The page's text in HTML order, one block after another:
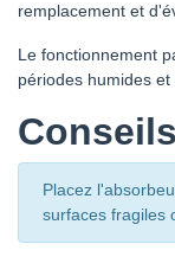
remplacement et
Le fonctionnement
périodes humides
Placez
surfaces fragiles